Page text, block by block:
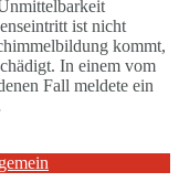
ist nicht
kommt,
In einem vom
Fall meldete ein